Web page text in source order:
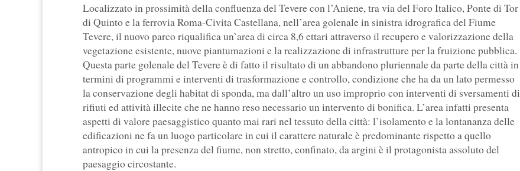
Localizzato in prossimità della confluenza del Tevere con l’Aniene, tra via del Foro Italico, Ponte di Tor
di Quinto e la ferrovia Roma-Civita Castellana, nell’area golenale in sinistra idrografica del Fiume
Tevere, il nuovo parco riqualifica un’area di circa 8,6 ettari attraverso il recupero e valorizzazione della
vegetazione esistente, nuove piantumazioni e la realizzazione di infrastrutture per la fruizione pubblica.
Questa parte golenale del Tevere è di fatto il risultato di un abbandono pluriennale da parte della città in
termini di programmi e interventi di trasformazione e controllo, condizione che ha da un lato permesso
la conservazione degli habitat di sponda, ma dall’altro un uso improprio con interventi di sversamenti di
rifiuti ed attività illecite che ne hanno reso necessario un intervento di bonifica. L’area infatti presenta
aspetti di valore paesaggistico quanto mai rari nel tessuto della città: l’isolamento e la lontananza delle
edificazioni ne fa un luogo particolare in cui il carattere naturale è predominante rispetto a quello
antropico in cui la presenza del fiume, non stretto, confinato, da argini è il protagonista assoluto del
paesaggio circostante.